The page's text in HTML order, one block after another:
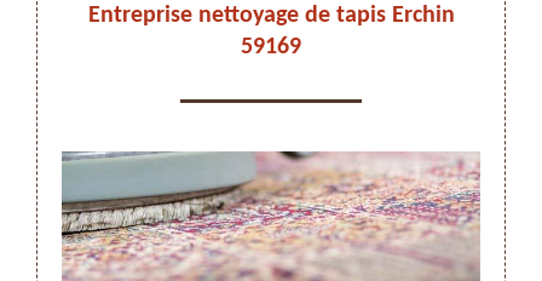
Entreprise nettoyage de tapis Erchin
59169